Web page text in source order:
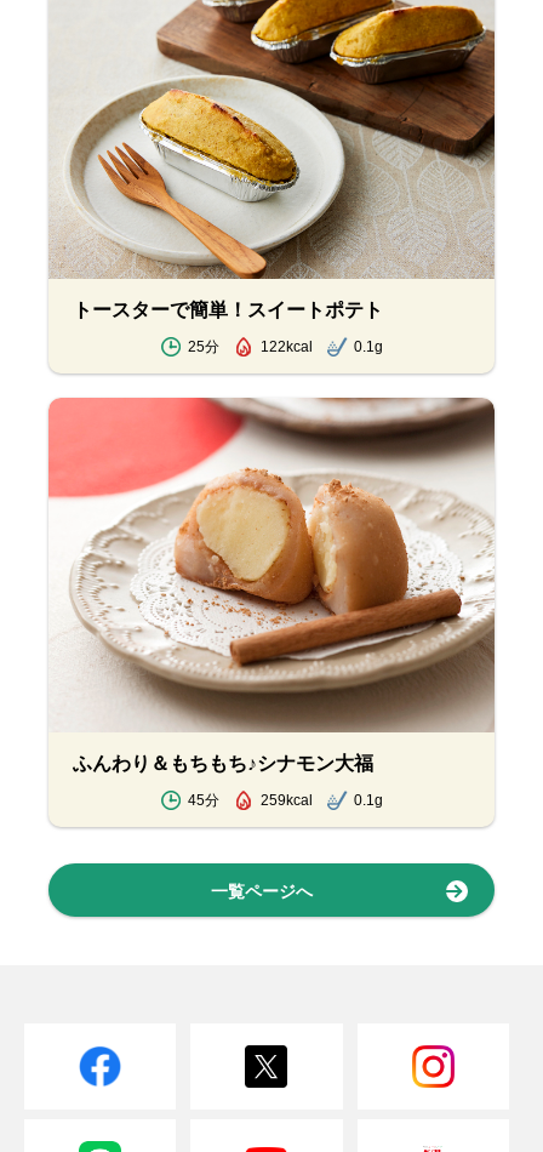
トースターで簡単！スイートポテト
25分 122kcal 0.1g
ふんわり＆もちもち♪シナモン大福
45分 259kcal 0.1g
一覧ページへ